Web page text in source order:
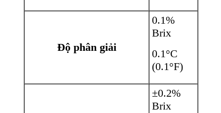
Độ phân giải
0.1%
Brix
0.1°C
(0.1°F)
±0.2%
Brix